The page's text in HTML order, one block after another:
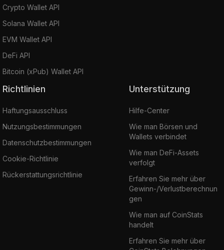
Crypto Wallet API
Solana Wallet API
EVM Wallet API
DeFi API
Bitcoin (xPub) Wallet API
Richtlinien
Haftungsausschluss
Nutzungsbestimmungen
Datenschutzbestimmungen
Cookie-Richtlinie
Rückerstattungsrichtlinie
Unterstützung
Hilfe-Center
Wie man Börsen und
Wallets verbindet
Wie man DeFi-Assets
verfolgt
Erfahren Sie mehr über
Gewinn-/Verlustberechnun
gen
Wie man auf CoinStats
handelt
Erfahren Sie mehr über